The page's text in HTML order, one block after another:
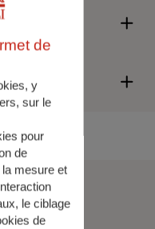
d'allier performance
est au cœur des
de l'inclusion un
de
y
sur le
pour
de
la mesure et
le ciblage
de